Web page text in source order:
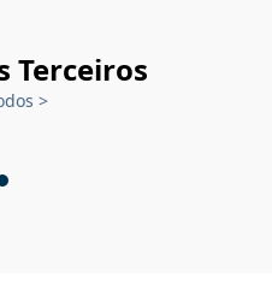
Terceiros
>